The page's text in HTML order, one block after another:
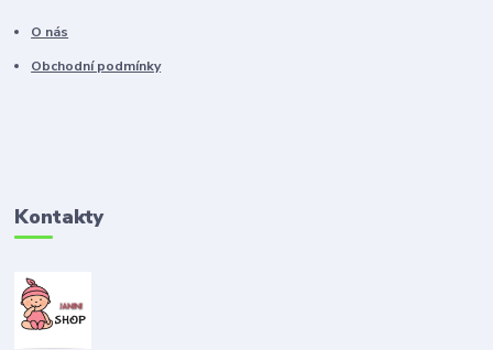
O nás
Obchodní podmínky
Kontakty